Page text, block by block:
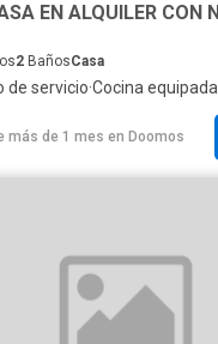
2 BañosCasa
de servicio·Cocina equipada
más de 1 mes en Doomos